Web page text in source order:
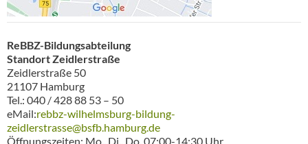
ReBBZ-Bildungsabteilung
Standort Zeidlerstraße
Zeidlerstraße 50
21107 Hamburg
Tel.: 040 / 428 88 53 – 50
eMail:rebbz-wilhelmsburg-bildung-
zeidlerstrasse@bsfb.hamburg.de
Öffnungszeiten: Mo., Di., Do. 07:00-14:30 Uhr